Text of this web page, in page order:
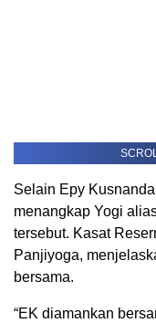
Selain Epy
menangkap Yogi
tersebut. Kasat
Panjiyoga,
bersama.
“EK diamankan